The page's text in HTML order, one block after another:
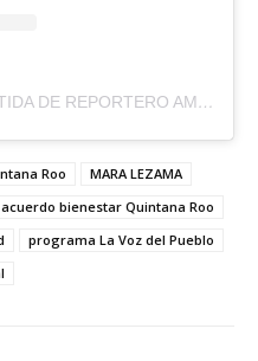
UNA PUBLICACIÓN COMPARTIDA DE REPORTERO AMBULANTE (@REPORTEROAMBULANTE)
Roo
MARA LEZAMA
bienestar Quintana Roo
programa La Voz del Pueblo